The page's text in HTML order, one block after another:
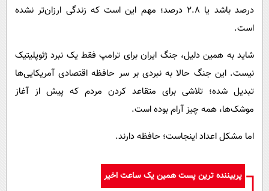
درصد باشد یا ۲.۸ درصد؛ مهم این است که زندگی ارزان‌تر نشده
است.
شاید به همین دلیل، جنگ ایران برای ترامپ فقط یک نبرد ژئوپلیتیک
نیست. این جنگ حالا به نبردی بر سر حافظه اقتصادی آمریکایی‌ها
تبدیل شده؛ تلاشی برای متقاعد کردن مردم که پیش از آغاز
موشک‌ها، همه چیز آرام بوده است.
اما مشکل اعداد اینجاست؛ حافظه دارند.
پربیننده ترین پست همین یک ساعت اخیر